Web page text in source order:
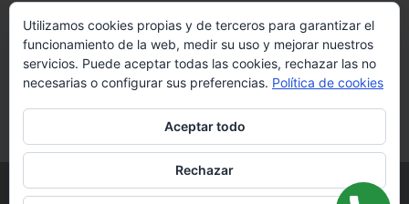
Llámanos
+34648290063
Copyright © PROCON
Utilizamos cookies propias y de terceros para garantizar el
funcionamiento de la web, medir su uso y mejorar nuestros
servicios. Puede aceptar todas las cookies, rechazar las no
necesarias o configurar sus preferencias. Política de cookies
Aceptar todo
Rechazar